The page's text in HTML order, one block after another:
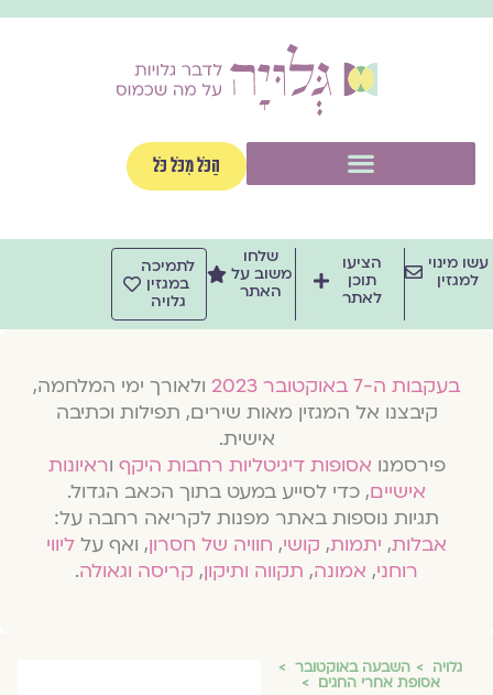
הַכֹּל מִכֹּל כֹּל
מינוי
למגזין
הציעו
תוכן
לאתר
שלחו
משוב על
האתר
לתמיכה
במגזין
גלויה
בעקבות ה-7 באוקטובר 2023
ולאורך ימי המלחמה,
קיבצנו אל המגזין מאות שירים, תפילות וכתיבה
אישית.
פירסמנואסופות דיגיטליות רחבות היקףוראיונות
אישיים, כדי לסייע במעט בתוך הכאב הגדול.
תגיות נוספות באתר מפנות לקריאה רחבה על:
אבלות,יתמות,קושי,חוויה של חסרון, ואף עלליווי
רוחני,אמונה,תקווה ותיקון,קריסה וגאולה.
גלויה השבעה באוקטובר
אסופת אחרי החגים